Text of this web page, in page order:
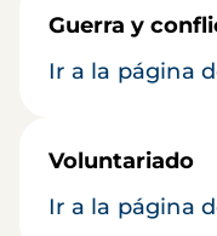
Guerra y
Ir a la página
Voluntariado
Ir a la página